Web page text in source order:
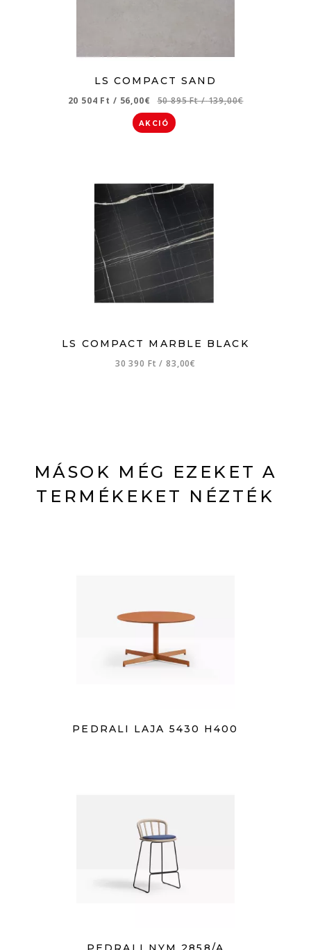
LS COMPACT SAND
20 504 Ft / 56,00€ 50 895 Ft/ 139,00€
AKCIÓ
LS COMPACT MARBLE BLACK
30 390 Ft/ 83,00€
MÁSOK MÉG EZEKET A
TERMÉKEKET NÉZTÉK
PEDRALI LAJA 5430 H400